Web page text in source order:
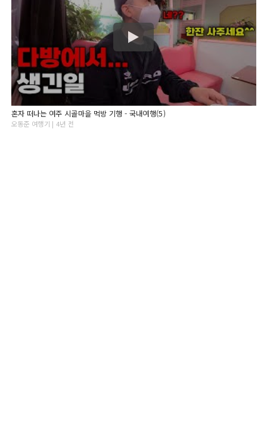
혼자 떠나는 여주 시골마을 먹방 기행 - 국내여행(5)
오동준 여행기 | 4년 전